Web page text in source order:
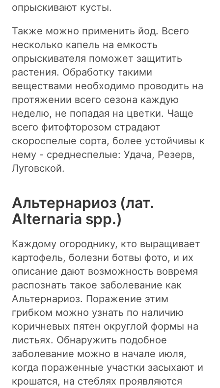
опрыскивают кусты.
Также можно применить йод. Всего
несколько капель на емкость
опрыскивателя поможет защитить
растения. Обработку такими
веществами необходимо проводить на
протяжении всего сезона каждую
неделю, не попадая на цветки. Чаще
всего фитофторозом страдают
скороспелые сорта, более устойчивы к
нему - среднеспелые: Удача, Резерв,
Луговской.
Альтернариоз (лат.
Alternaria spp.)
Каждому огороднику, кто выращивает
картофель, болезни ботвы фото, и их
описание дают возможность вовремя
распознать такое заболевание как
Альтернариоз. Поражение этим
грибком можно узнать по наличию
коричневых пятен округлой формы на
листьях. Обнаружить подобное
заболевание можно в начале июля,
когда пораженные участки засыхают и
крошатся, на стеблях проявляются